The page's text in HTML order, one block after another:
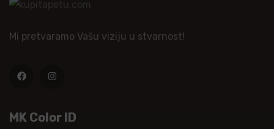
Mi pretvaramo Vašu viziju u stvarnost!
MK Color ID